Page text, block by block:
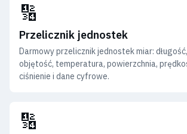
🔢
Przelicznik jednostek
Darmowy przelicznik jednostek miar:
objętość, temperatura, powierzchnia,
ciśnienie i dane cyfrowe.
🔢